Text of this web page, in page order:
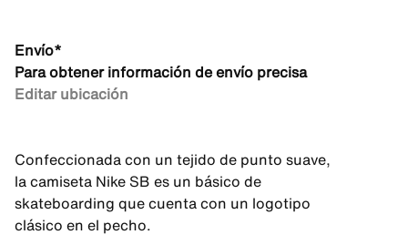
Envío*
Para obtener información de envío precisa
Editar ubicación
Confeccionada con un tejido de punto suave,
la camiseta Nike SB es un básico de
skateboarding que cuenta con un logotipo
clásico en el pecho.